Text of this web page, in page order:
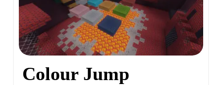
Colour Jump